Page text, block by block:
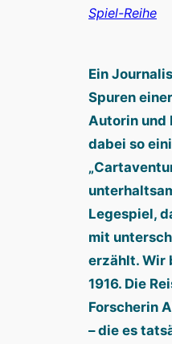
Spiel-Reihe
Ein
Spuren
Autorin und
dabei so
Legespiel,
mit
erzählt. Wir
1916. Die
Forscherin
– die es